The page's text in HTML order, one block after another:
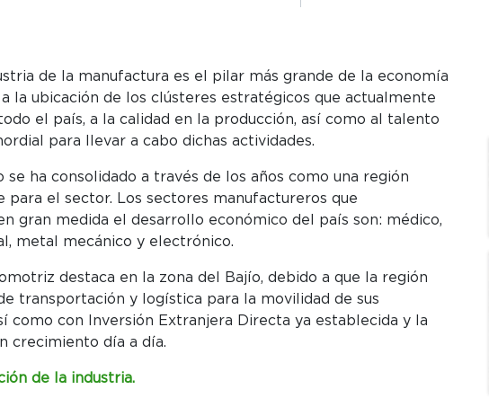
de la manufactura es el pilar más grande de la economía
a la ubicación de los clústeres estratégicos que actualmente
el país, a la calidad en la producción, así como al talento
para llevar a cabo dichas actividades.
se ha consolidado a través de los años como una región
el sector. Los sectores manufactureros que
gran medida el desarrollo económico del país son: médico,
metal mecánico y electrónico.
destaca en la zona del Bajío, debido a que la región
transportación y logística para la movilidad de sus
como con Inversión Extranjera Directa ya establecida y la
crecimiento día a día.
de la industria.